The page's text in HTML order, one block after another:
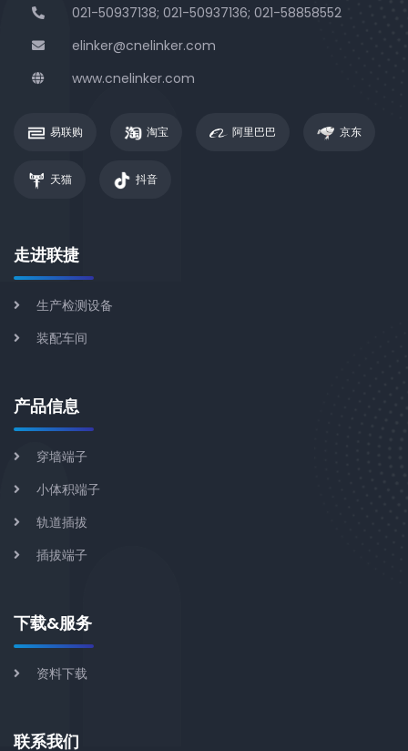
021-50937138; 021-50937136; 021-58858552
elinker@cnelinker.com
www.cnelinker.com
易联购 淘宝 阿里巴巴 京东
天猫 抖音
走进联捷
生产检测设备
装配车间
产品信息
穿墙端子
小体积端子
轨道插拔
插拔端子
下载&服务
资料下载
联系我们